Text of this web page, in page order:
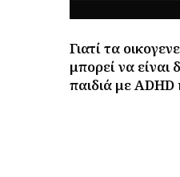
Γιατί τα
μπορεί να είναι
παιδιά με